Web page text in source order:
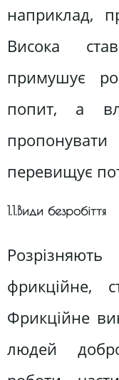
наприклад,
Висока
примушує
попит, а
перевищує
1.1.Види безробіття
фрикційне,
Фрикційне
людей